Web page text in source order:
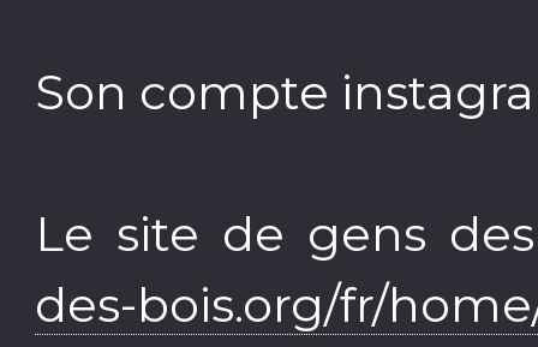
Son compte
Le site de gens
des-bois.org/fr/